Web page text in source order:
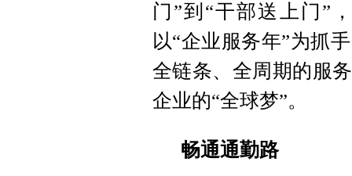
门”到“干部送上门”
以“企业服务年”为抓
全链条、全周期的服
企业的“全球梦”。
畅通通勤路